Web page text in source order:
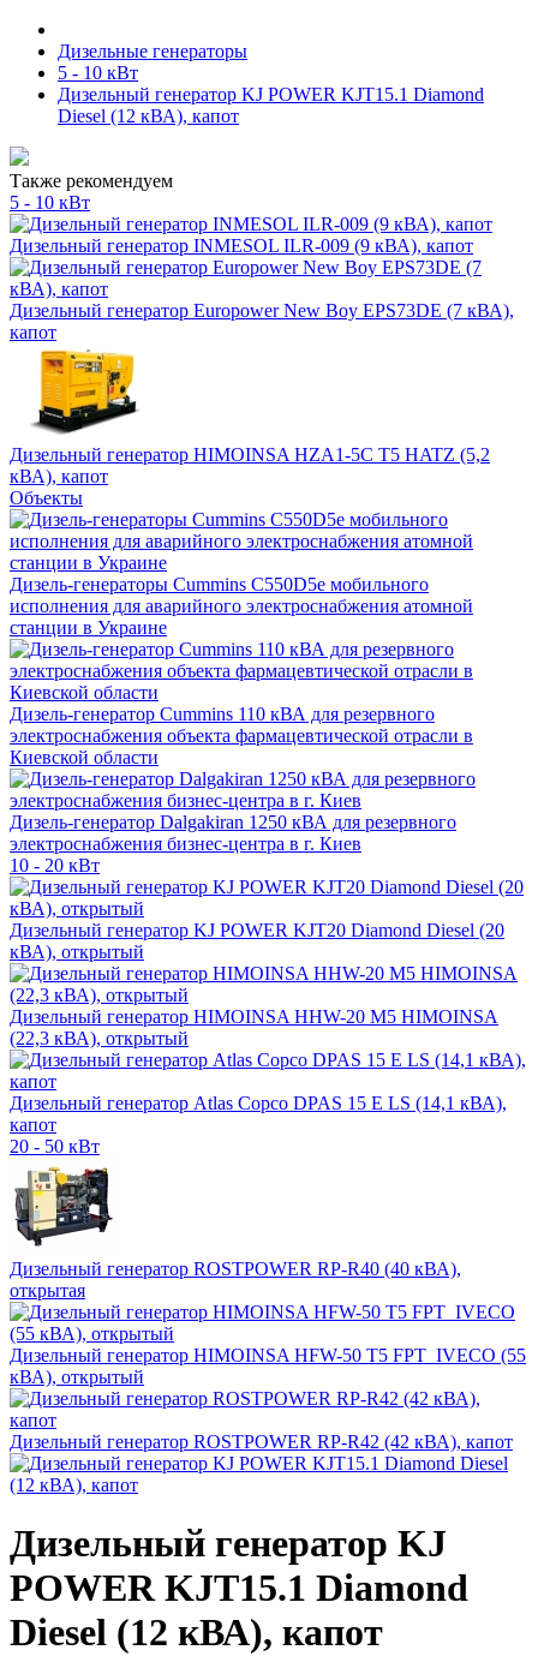
Дизельные генераторы
5 - 10 кВт
Дизельный генератор KJ POWER KJT15.1 Diamond
Diesel (12 кВА), капот
Также рекомендуем
5 - 10 кВт
Дизельный генератор INMESOL ILR-009 (9 кВА), капот
Дизельный генератор Europower New Boy EPS73DE (7 кВА),
капот
Дизельный генератор HIMOINSA HZA1-5C T5 HATZ (5,2
кВА), капот
Объекты
Дизель-генераторы Cummins C550D5e мобильного
исполнения для аварийного электроснабжения атомной
станции в Украине
Дизель-генератор Cummins 110 кВА для резервного
электроснабжения объекта фармацевтической отрасли в
Киевской области
Дизель-генератор Dalgakiran 1250 кВА для резервного
электроснабжения бизнес-центра в г. Киев
10 - 20 кВт
Дизельный генератор KJ POWER KJT20 Diamond Diesel (20
кВА), открытый
Дизельный генератор HIMOINSA HHW-20 M5 HIMOINSA
(22,3 кВА), открытый
Дизельный генератор Atlas Copco DPAS 15 E LS (14,1 кВА),
капот
20 - 50 кВт
Дизельный генератор ROSTPOWER RP-R40 (40 кВА),
открытая
Дизельный генератор HIMOINSA HFW-50 T5 FPT_IVECO (55
кВА), открытый
Дизельный генератор ROSTPOWER RP-R42 (42 кВА), капот
Дизельный генератор KJ
POWER KJT15.1 Diamond
Diesel (12 кВА), капот